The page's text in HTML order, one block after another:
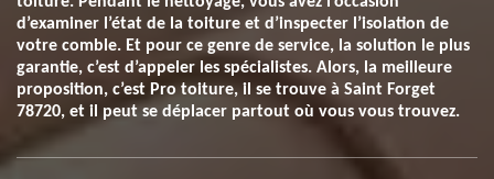
d’examiner l’état de la toiture et d’inspecter l’isolation de
votre comble. Et pour ce genre de service, la solution le plus
garantie, c’est d’appeler les spécialistes. Alors, la meilleure
proposition, c’est Pro toiture, il se trouve à Saint Forget
78720, et il peut se déplacer partout où vous vous trouvez.